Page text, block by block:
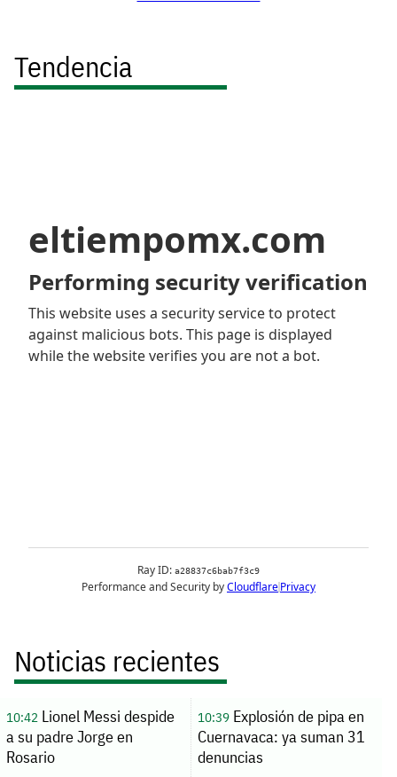
Tendencia
Noticias recientes
10:42Lionel Messi despide
a su padre Jorge en
Rosario
10:39Explosión de pipa en
Cuernavaca: ya suman 31
denuncias